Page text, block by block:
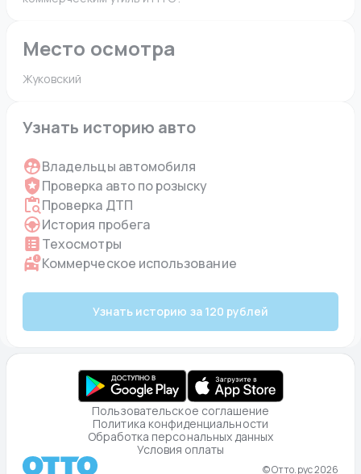
Место осмотра
Жуковский
Узнать историю авто
Владельцы автомобиля
Проверка авто по розыску
Проверка ДТП
История пробега
Техосмотры
Коммерческое использование
Узнать историю за 120 рублей
Пользовательское соглашение
Политика конфиденциальности
Обработка персональных данных
Условия оплаты
© Отто.рус 2026